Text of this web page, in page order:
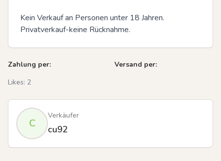
Kein Verkauf an Personen unter 18 Jahren.
Privatverkauf-keine Rücknahme.
Zahlung per:
Versand per:
Likes: 2
C
Verkäufer
cu92